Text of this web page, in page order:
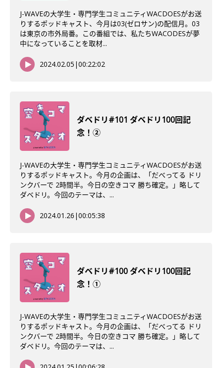
J-WAVEの大学生・専門学生コミュニティWACDOESがお送
りするポッドキャスト、今月は03(ゼロサン)の配信月。03
は東京の市外局番。この番組では、私たちWACODESが夢
中になっていることを取材...
2024.02.05 |00:22:02
ダベドリ#101 ダベドリ100回記
念！②
J-WAVEの大学生・専門学生コミュニティWACDOESがお送
りするポッドキャスト。今月の企画は、「だべってる ドリ
ンクバーで 2時間半。今日の空きコマ 勝ち確定。」略して
ダベドリ。今回のテーマは、...
2024.01.26 |00:05:38
ダベドリ#100 ダベドリ100回記
念！①
J-WAVEの大学生・専門学生コミュニティWACDOESがお送
りするポッドキャスト。今月の企画は、「だべってる ドリ
ンクバーで 2時間半。今日の空きコマ 勝ち確定。」略して
ダベドリ。今回のテーマは、...